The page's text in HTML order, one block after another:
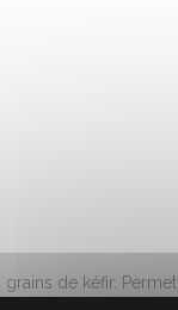
de kéfir.